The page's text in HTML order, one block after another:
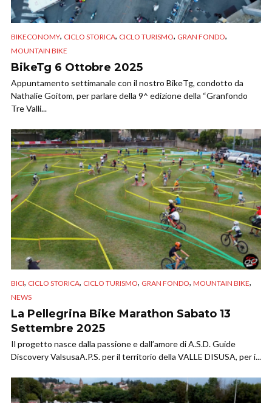
BIKECONOMY, CICLO STORICA, CICLO TURISMO, GRAN FONDO,
MOUNTAIN BIKE
BikeTg 6 Ottobre 2025
Appuntamento settimanale con il nostro BikeTg, condotto da
Nathalie Goitom, per parlare della 9^ edizione della “Granfondo
Tre Valli...
BICI, CICLO STORICA, CICLO TURISMO, GRAN FONDO, MOUNTAIN BIKE,
NEWS
La Pellegrina Bike Marathon Sabato 13
Settembre 2025
Il progetto nasce dalla passione e dall’amore di A.S.D. Guide
Discovery ValsusaA.P.S. per il territorio della VALLE DISUSA, per i...